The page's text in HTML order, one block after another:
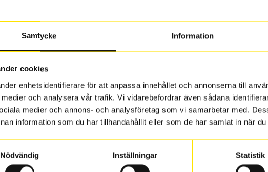
Samtycke Information
cookies
enhetsidentifierare för att anpassa innehållet och annonserna till
och analysera vår trafik. Vi vidarebefordrar även sådana
medier och annons- och analysföretag som vi samarbetar med.
information som du har tillhandahållit eller som de har samlat in när
Nödvändig
Inställningar Statistik
för att se om det däck du valt passar din
däck som skall sättas på dina befintliga fälgar,
så att däck och fälg har samma
fälgen ha bytts ut under årens lopp och inte
som bilen hade ut från fabrik.
Däckspecialen
eller fälgar hos oss levereras de direkt till någon av våra
du datum och tid för upphämtning eller service. När vi byter